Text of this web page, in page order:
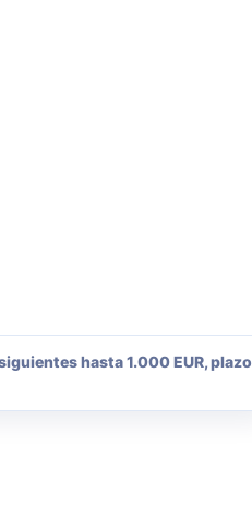
hasta 1.000 EUR, plazo